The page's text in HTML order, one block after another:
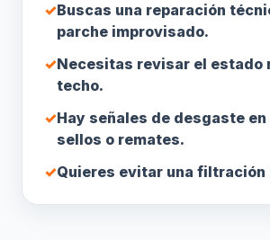
✓Buscas una reparación
parche improvisado.
✓Necesitas revisar el estado
techo.
✓Hay señales de desgaste
sellos o remates.
✓Quieres evitar una filtración